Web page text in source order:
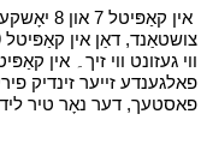
אין
פאלגענדע זייער זינדיק
פאסטעך, דער נאָר טיר